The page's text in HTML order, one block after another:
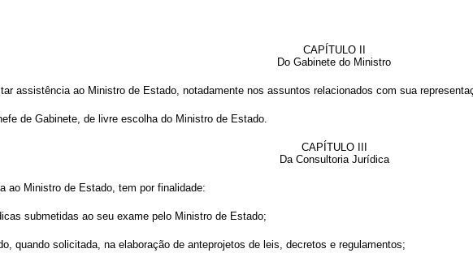
CAPÍTULO II
Do Gabinete do Ministro
assistência ao Ministro de Estado, notadamente nos assuntos relacionados com sua
de Gabinete, de livre escolha do Ministro de Estado.
CAPÍTULO III
Da Consultoria Jurídica
ao Ministro de Estado, tem por finalidade:
submetidas ao seu exame pelo Ministro de Estado;
quando solicitada, na elaboração de anteprojetos de leis, decretos e regulamentos;